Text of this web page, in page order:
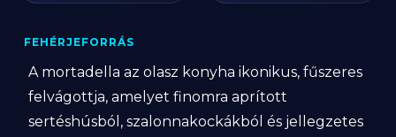
FEHÉRJEFORRÁS
A mortadella az olasz konyha ikonikus, fűszeres
felvágottja, amelyet finomra aprított
sertéshúsból, szalonnakockákból és jellegzetes